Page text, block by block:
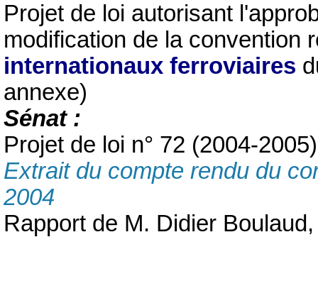
Projet de loi autorisant
modification de la convention
internationaux ferroviaires
annexe)
Sénat :
Projet de loi n° 72 (2004-
Extrait du compte rendu du
2004
Rapport de M. Didier